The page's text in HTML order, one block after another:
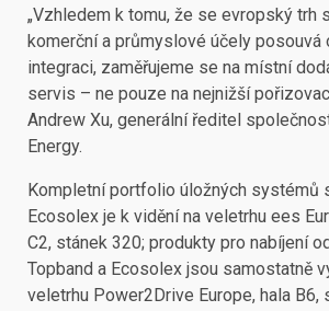
„Vzhledem k tomu, že se evropský trh
komerční a průmyslové účely posouvá
integraci, zaměřujeme se na místní
servis – ne pouze na nejnižší
Andrew Xu, generální ředitel
Energy.
Kompletní portfolio úložných systémů
Ecosolex je k vidění na veletrhu ees
C2, stánek 320; produkty pro nabíjení
Topband a Ecosolex jsou samostatně
veletrhu Power2Drive Europe, hala B6,